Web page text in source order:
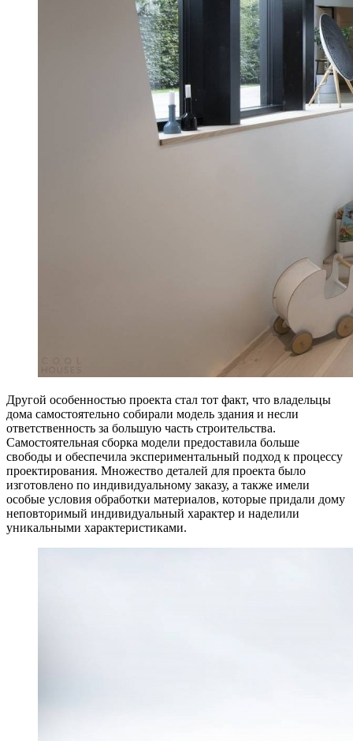
Другой особенностью проекта стал тот факт, что владельцы
дома самостоятельно собирали модель здания и несли
ответственность за большую часть строительства.
Самостоятельная сборка модели предоставила больше
свободы и обеспечила экспериментальный подход к процессу
проектирования. Множество деталей для проекта было
изготовлено по индивидуальному заказу, а также имели
особые условия обработки материалов, которые придали дому
неповторимый индивидуальный характер и наделили
уникальными характеристиками.